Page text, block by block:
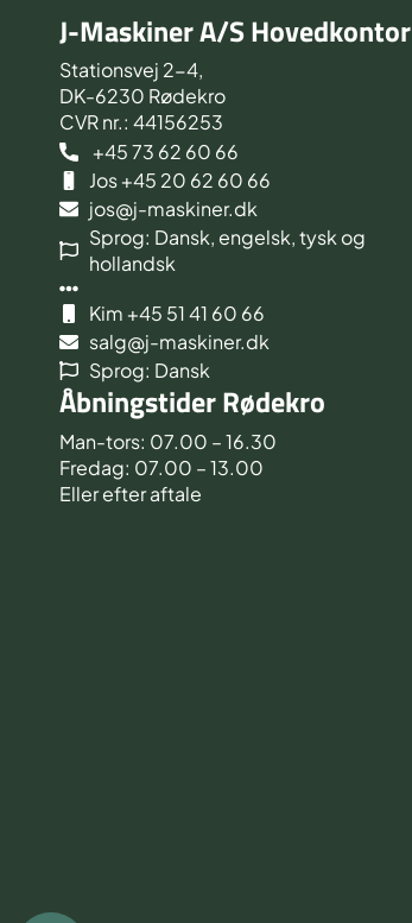
J-Maskiner A/S Hovedkontor
Stationsvej 2-4,
DK-6230 Rødekro
CVR nr.: 44156253
+45 73 62 60 66
Jos +45 20 62 60 66
jos@j-maskiner.dk
Sprog: Dansk, engelsk, tysk og
hollandsk
Kim +45 51 41 60 66
salg@j-maskiner.dk
Sprog: Dansk
Åbningstider Rødekro
Man-tors: 07.00 – 16.30
Fredag: 07.00 – 13.00
Eller efter aftale